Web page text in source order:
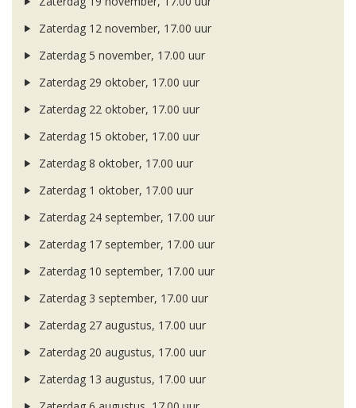
Zaterdag 12 november, 17.00 uur
Zaterdag 5 november, 17.00 uur
Zaterdag 29 oktober, 17.00 uur
Zaterdag 22 oktober, 17.00 uur
Zaterdag 15 oktober, 17.00 uur
Zaterdag 8 oktober, 17.00 uur
Zaterdag 1 oktober, 17.00 uur
Zaterdag 24 september, 17.00 uur
Zaterdag 17 september, 17.00 uur
Zaterdag 10 september, 17.00 uur
Zaterdag 3 september, 17.00 uur
Zaterdag 27 augustus, 17.00 uur
Zaterdag 20 augustus, 17.00 uur
Zaterdag 13 augustus, 17.00 uur